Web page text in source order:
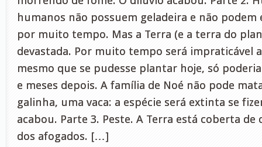
humanos não possuem geladeira e não
por muito tempo. Mas a Terra (e a terra do
devastada. Por muito tempo será impraticável
mesmo que se pudesse plantar hoje, só
e meses depois. A família de Noé não pode
galinha, uma vaca: a espécie será extinta se
acabou. Parte 3. Peste. A Terra está coberta
dos afogados. […]